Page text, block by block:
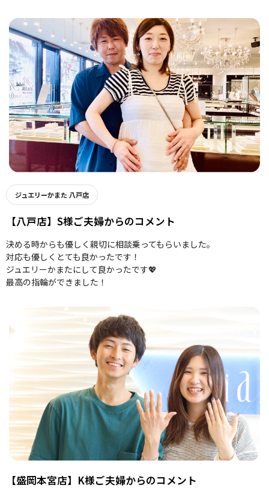
ジュエリーかまた 八戸店
【八戸店】S様ご夫婦からのコメント
決める時からも優しく親切に相談乗ってもらいました。
対応も優しくとても良かったです！
ジュエリーかまたにして良かったです💖
最高の指輪ができました！
【盛岡本宮店】K様ご夫婦からのコメント